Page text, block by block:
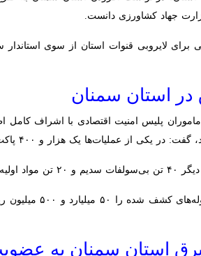
کشاورزی دانست.
لایروبی قنوات استان از سوی استاندار
سمنان
فرمانده انتظامی
سمنان به عضویت
شرکت توزیع نیروی برق استان سمنان